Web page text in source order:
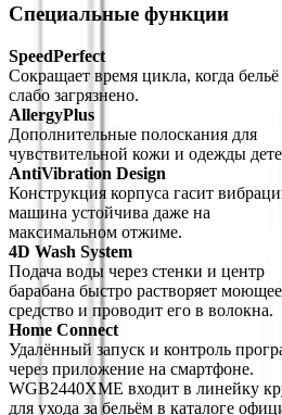
Специальные функции
SpeedPerfect
Сокращает время цикла, когда бельё
слабо загрязнено.
AllergyPlus
Дополнительные полоскания для
чувствительной кожи и одежды
AntiVibration Design
Конструкция корпуса гасит
машина устойчива даже на
максимальном отжиме.
4D Wash System
Подача воды через стенки и центр
барабана быстро растворяет моющее
средство и проводит его в волокна.
Home Connect
Удалённый запуск и контроль
через приложение на смартфоне.
WGB2440XME входит в линейку
для ухода за бельём в каталоге